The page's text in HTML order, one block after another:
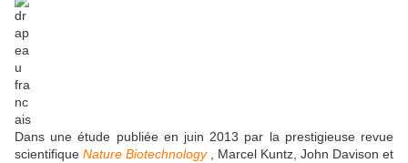
Dans une étude publiée en juin 2013 par la prestigieuse revue
scientifique Nature Biotechnology
, Marcel Kuntz, John Davison et